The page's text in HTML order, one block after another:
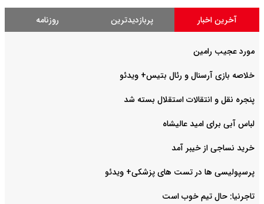
آخرین اخبار پربازدیدترین روزنامه
مورد عجیب رامین
خلاصه بازی آرسنال و رئال بتیس+ ویدئو
پنجره نقل و انتقالات استقلال بسته شد
لباس آبی برای امید عالیشاه
خرید نساجی از خیبر آمد
پرسپولیسی ها در تست های پزشکی+ ویدئو
تاجرنیا: حال تیم خوب است